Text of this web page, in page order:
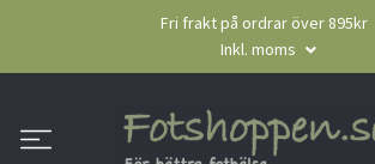
Fri frakt på ordrar över 895kr
Inkl. moms